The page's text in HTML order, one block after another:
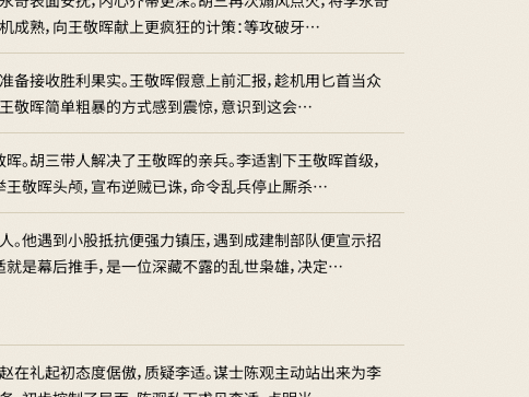
成熟，向王敬晖献上更疯狂的计策：等攻破牙…
备接收胜利果实。王敬晖假意上前汇报，趁机用匕首当众
敬晖简单粗暴的方式感到震惊，意识到这会…
。胡三带人解决了王敬晖的亲兵。李适割下王敬晖首级，
敬晖头颅，宣布逆贼已诛，命令乱兵停止厮杀…
他遇到小股抵抗便强力镇压，遇到成建制部队便宣示招
是幕后推手，是一位深藏不露的乱世枭雄，决定…
礼起初态度倨傲，质疑李适。谋士陈观主动站出来为李